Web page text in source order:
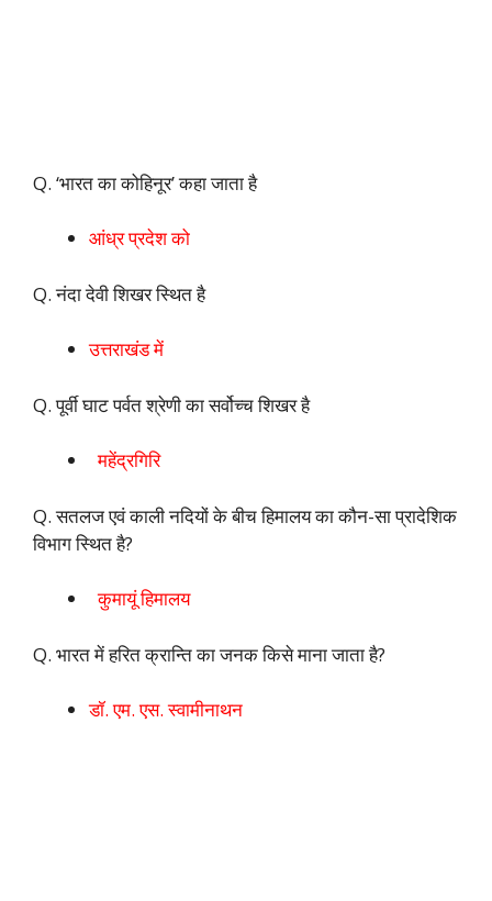
Q. ‘भारत का कोहिनूर’ कहा जाता है
आंध्र प्रदेश को
Q. नंदा देवी शिखर स्थित है
उत्तराखंड में
Q. पूर्वी घाट पर्वत श्रेणी का सर्वोच्च शिखर है
महेंद्रगिरि
Q. सतलज एवं काली नदियों के बीच हिमालय का कौन-सा प्रादेशिक
विभाग स्थित है?
कुमायूं हिमालय
Q. भारत में हरित क्रान्ति का जनक किसे माना जाता है?
डॉ. एम. एस. स्वामीनाथन